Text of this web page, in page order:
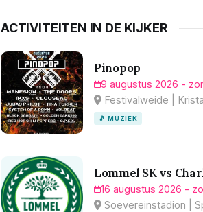
ACTIVITEITEN IN DE KIJKER
Pinopop
9 augustus 2026 -
Festivalweide |
🎵 MUZIEK
Lommel SK vs
16 augustus 2026 -
Soevereinstadion |